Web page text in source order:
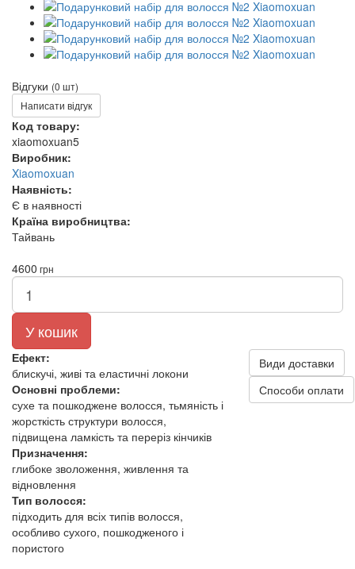
Відгуки (0 шт)
Написати відгук
Код товару:
xiaomoxuan5
Виробник:
Xiaomoxuan
Наявність:
Є в наявності
Країна виробництва:
Тайвань
4600 грн
У кошик
Ефект:
блискучі, живі та еластичні локони
Основні проблеми:
сухе та пошкоджене волосся, тьмяність і
жорсткість структури волосся,
підвищена ламкість та переріз кінчиків
Призначення:
глибоке зволоження, живлення та
відновлення
Тип волосся:
підходить для всіх типів волосся,
особливо сухого, пошкодженого і
пористого
Види доставки
Способи оплати